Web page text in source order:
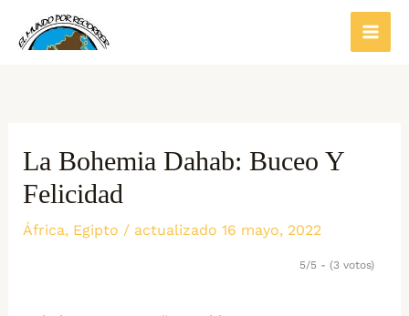
La Bohemia Dahab: Buceo Y
Felicidad
África, Egipto / actualizado 16 mayo, 2022
5/5 - (3 votos)